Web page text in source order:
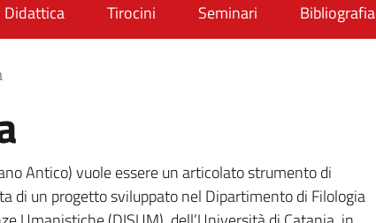
Didattica Tirocini Seminari Bibliografia
Antico) vuole essere un articolato strumento di
di un progetto sviluppato nel Dipartimento di Filologia